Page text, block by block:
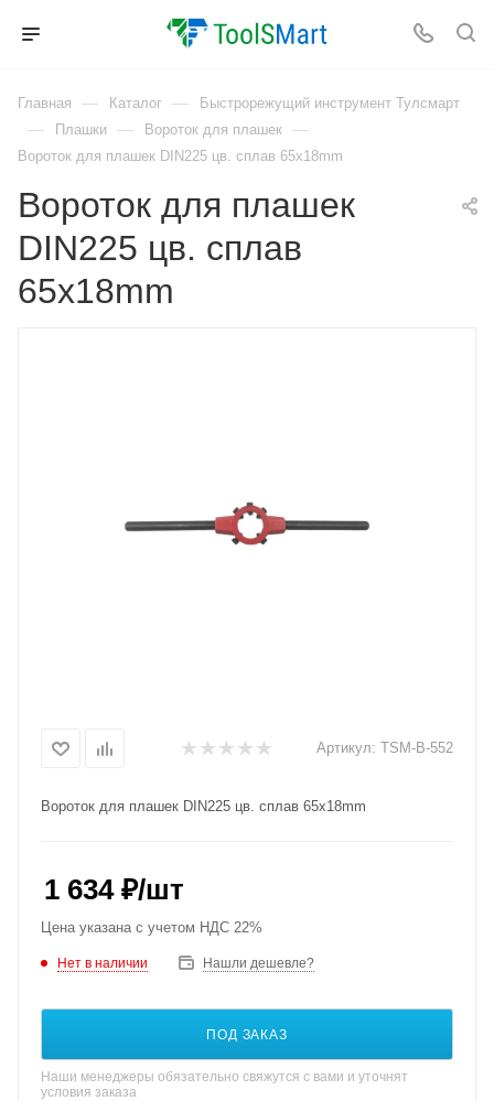
Главная — Каталог — Быстрорежущий инструмент Тулсмарт
— Плашки — Вороток для плашек —
Вороток для плашек DIN225 цв. сплав 65x18mm
Вороток для плашек
DIN225 цв. сплав
65x18mm
Артикул: TSM-B-552
Вороток для плашек DIN225 цв. сплав 65x18mm
1 634₽/шт
Цена указана с учетом НДС 22%
Нет в наличии Нашли дешевле?
ПОД ЗАКАЗ
Наши менеджеры обязательно свяжутся с вами и уточнят
условия заказа